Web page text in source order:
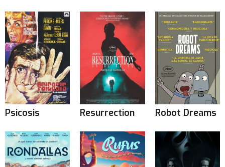
Psicosis Resurrection Robot Dreams